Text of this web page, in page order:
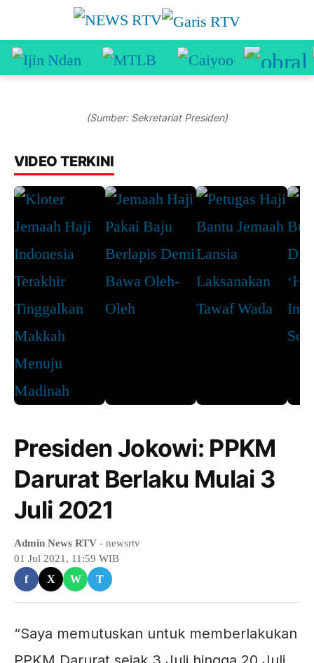
(Sumber: Sekretariat Presiden)
VIDEO TERKINI
Presiden Jokowi: PPKM
Darurat Berlaku Mulai 3
Juli 2021
Admin News RTV - newsrtv
01 Jul 2021, 11:59 WIB
f X W T
“Saya memutuskan untuk memberlakukan